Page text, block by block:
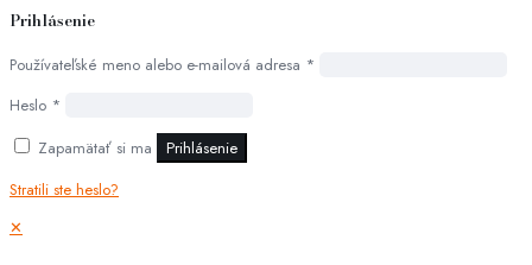
Prihlásenie
Používateľské meno alebo e-mailová adresa *
Heslo *
Zapamätať si ma
Prihlásenie
Stratili ste heslo?
✕